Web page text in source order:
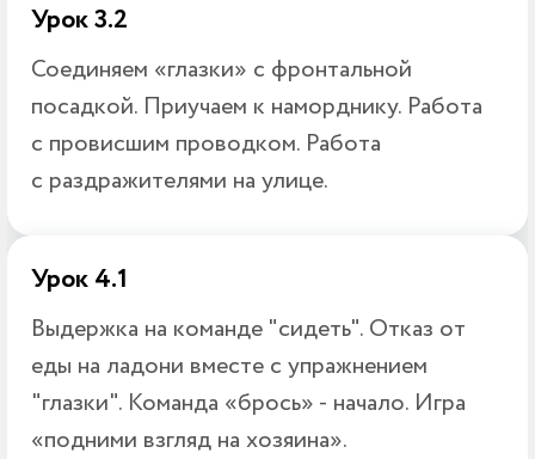
Урок 3.2
Соединяем «глазки» с фронтальной
посадкой. Приучаем к наморднику. Работа
с провисшим проводком. Работа
с раздражителями на улице.
Урок 4.1
Выдержка на команде "сидеть". Отказ от
еды на ладони вместе с упражнением
"глазки". Команда «брось» - начало. Игра
«подними взгляд на хозяина».